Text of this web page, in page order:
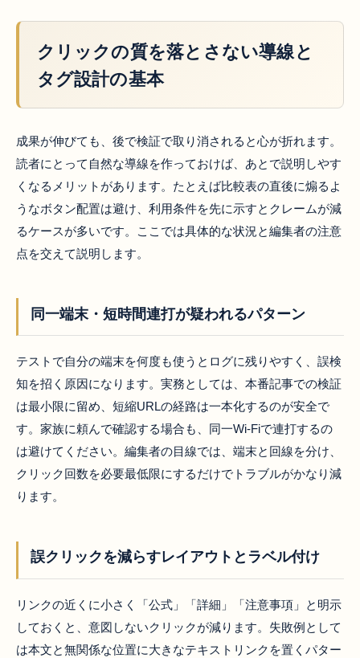
クリックの質を落とさない導線と
タグ設計の基本
成果が伸びても、後で検証で取り消されると心が折れます。
読者にとって自然な導線を作っておけば、あとで説明しやす
くなるメリットがあります。たとえば比較表の直後に煽るよ
うなボタン配置は避け、利用条件を先に示すとクレームが減
るケースが多いです。ここでは具体的な状況と編集者の注意
点を交えて説明します。
同一端末・短時間連打が疑われるパターン
テストで自分の端末を何度も使うとログに残りやすく、誤検
知を招く原因になります。実務としては、本番記事での検証
は最小限に留め、短縮URLの経路は一本化するのが安全で
す。家族に頼んで確認する場合も、同一Wi‑Fiで連打するの
は避けてください。編集者の目線では、端末と回線を分け、
クリック回数を必要最低限にするだけでトラブルがかなり減
ります。
誤クリックを減らすレイアウトとラベル付け
リンクの近くに小さく「公式」「詳細」「注意事項」と明示
しておくと、意図しないクリックが減ります。失敗例として
は本文と無関係な位置に大きなテキストリンクを置くパター